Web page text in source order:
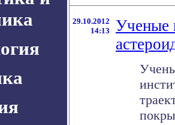
29.10.2012
14:13
Ученые